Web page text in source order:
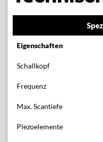
Eigenschaften
Schallkopf
Frequenz
Max. Scantiefe
Piezoelemente